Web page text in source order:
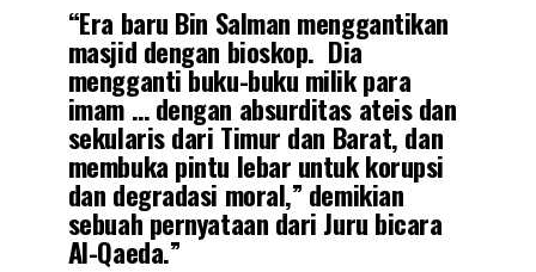
“Era baru Bin Salman menggantikan
masjid dengan bioskop. Dia
mengganti buku-buku milik para
imam … dengan absurditas ateis dan
sekularis dari Timur dan Barat, dan
membuka pintu lebar untuk korupsi
dan degradasi moral,” demikian
sebuah pernyataan dari Juru bicara
Al-Qaeda.”